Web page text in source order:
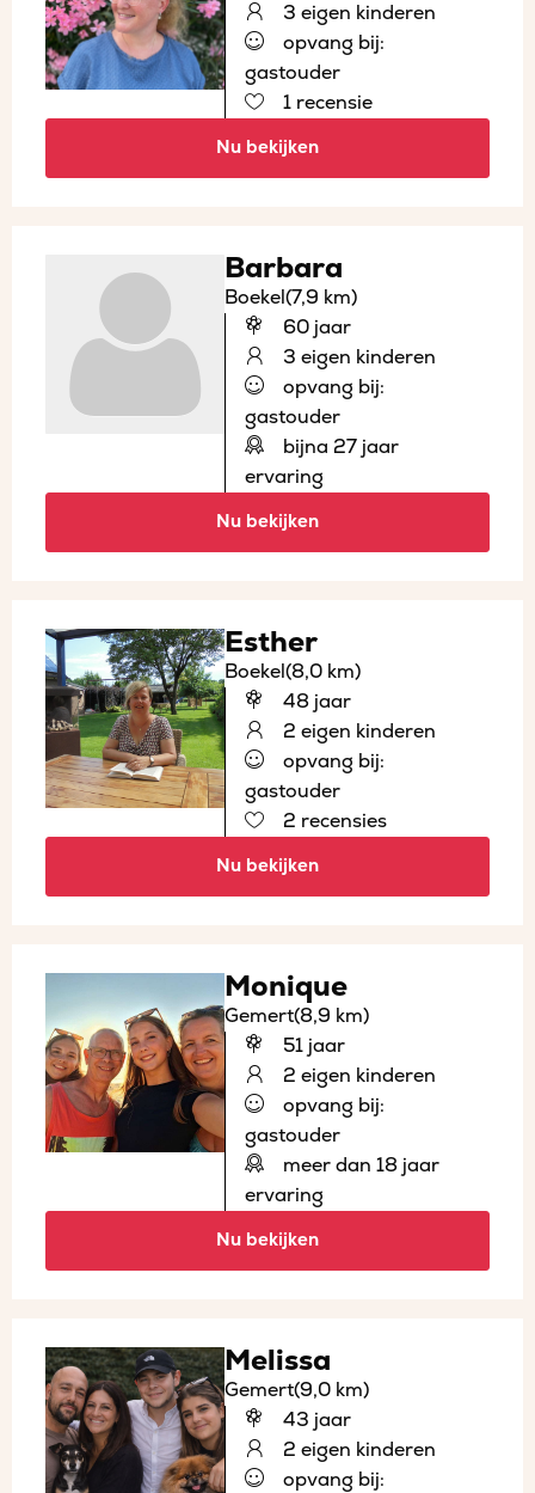
3 eigen kinderen
opvang bij:
gastouder
1 recensie
Nu bekijken
Barbara
Boekel(7,9 km)
60 jaar
3 eigen kinderen
opvang bij:
gastouder
bijna 27 jaar
ervaring
Nu bekijken
Esther
Boekel(8,0 km)
48 jaar
2 eigen kinderen
opvang bij:
gastouder
2 recensies
Nu bekijken
Monique
Gemert(8,9 km)
51 jaar
2 eigen kinderen
opvang bij:
gastouder
meer dan 18 jaar
ervaring
Nu bekijken
Melissa
Gemert(9,0 km)
43 jaar
2 eigen kinderen
opvang bij: